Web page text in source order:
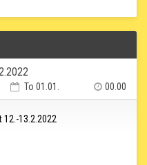
00.00
To 01.01.
13.2.2022